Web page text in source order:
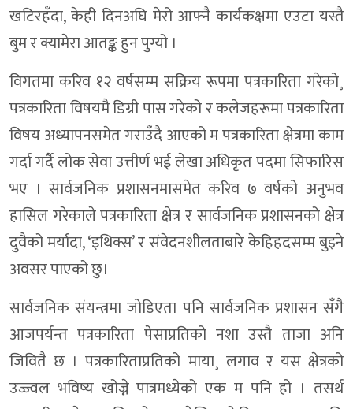
खटिरहँदा, केही दिनअघि मेरो आफ्नै कार्यकक्षमा एउटा यस्तै
बुम र क्यामेरा आतङ्क हुन पुग्यो ।
विगतमा करिव १२ वर्षसम्म सक्रिय रूपमा पत्रकारिता गरेको¸
पत्रकारिता विषयमै डिग्री पास गरेको र कलेजहरूमा पत्रकारिता
विषय अध्यापनसमेत गराउँदै आएको म पत्रकारिता क्षेत्रमा काम
गर्दा गर्दै लोक सेवा उत्तीर्ण भई लेखा अधिकृत पदमा सिफारिस
भए । सार्वजनिक प्रशासनमासमेत करिव ७ वर्षको अनुभव
हासिल गरेकाले पत्रकारिता क्षेत्र र सार्वजनिक प्रशासनको क्षेत्र
दुवैको मर्यादा, ‘इथिक्स’ र संवेदनशीलताबारे केहिहदसम्म बुझ्ने
अवसर पाएको छु।
सार्वजनिक संयन्त्रमा जोडिएता पनि सार्वजनिक प्रशासन सँगै
आजपर्यन्त पत्रकारिता पेसाप्रतिको नशा उस्तै ताजा अनि
जिवितै छ । पत्रकारिताप्रतिको माया¸ लगाव र यस क्षेत्रको
उज्ज्वल भविष्य खोज्ने पात्रमध्येको एक म पनि हो । तसर्थ